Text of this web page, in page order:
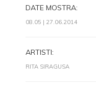
DATE MOSTRA:
08.05 | 27.06.2014
ARTISTI:
RITA SIRAGUSA